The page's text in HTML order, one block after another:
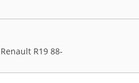
R19 88-